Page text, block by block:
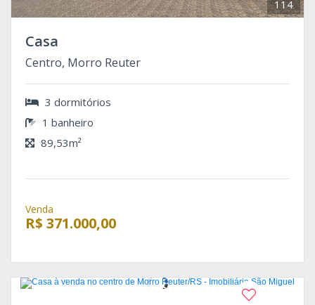
114
Casa
Centro, Morro Reuter
3 dormitórios
1 banheiro
89,53m²
Venda
R$ 371.000,00